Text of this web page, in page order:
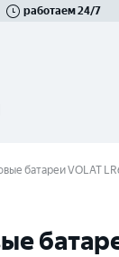
работаем 24/7
батареи VOLAT